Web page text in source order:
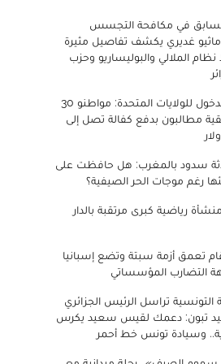
في مكافحة التجسس
غديري يكشف تفاصيل مثيرة
الملالي والبوليساريو وحزب
تأشيرة الدخول للولايات المتحدة: مواطنو 30
مطالبون بدفع كفالة تصل إلى
سدود بالمغرب: هل حافظت على
رغم موجات الحر الصيفية؟
رياضية كبرى مرتقبة بالدار
تعمق أزمة سبتة وتضع إسبانيا
التضارب المؤسساتي
التونسية تراسل الرئيس الجزائري
تبون: دعمك لقيس سعيد يكرس
وسيادة تونس خط أحمر